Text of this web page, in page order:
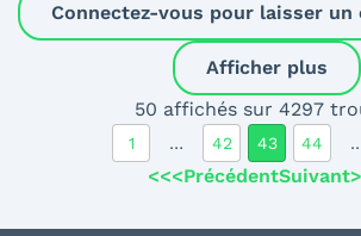
Connectez-vous pour laisser un
Afficher plus
50 affichés sur 4297
1 … 42 43 44
<<<PrécédentSuivant